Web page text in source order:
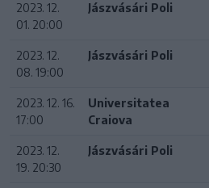
2023. 12.
01. 20:00
Jászvásári Poli
2023. 12.
08. 19:00
Jászvásári Poli
2023. 12. 16.
17:00
Universitatea
Craiova
2023. 12.
19. 20:30
Jászvásári Poli